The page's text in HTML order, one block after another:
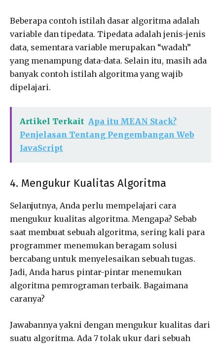
Beberapa contoh istilah dasar algoritma adalah
variable dan tipedata. Tipedata adalah jenis-jenis
data, sementara variable merupakan “wadah”
yang menampung data-data. Selain itu, masih ada
banyak contoh istilah algoritma yang wajib
dipelajari.
Artikel Terkait Apa itu MEAN Stack?
Penjelasan Tentang Pengembangan Web
JavaScript
4. Mengukur Kualitas Algoritma
Selanjutnya, Anda perlu mempelajari cara
mengukur kualitas algoritma. Mengapa? Sebab
saat membuat sebuah algoritma, sering kali para
programmer menemukan beragam solusi
bercabang untuk menyelesaikan sebuah tugas.
Jadi, Anda harus pintar-pintar menemukan
algoritma pemrograman terbaik. Bagaimana
caranya?
Jawabannya yakni dengan mengukur kualitas dari
suatu algoritma. Ada 7 tolak ukur dari sebuah